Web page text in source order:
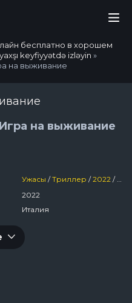
бесплатно в хорошем
keyfiyyətdə izləyin »
на выживание
на выживание
Ужасы /Триллер /2022 /
2022
Италия